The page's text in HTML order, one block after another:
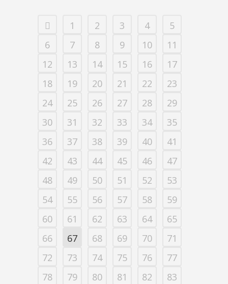
1 2 3 4
5
6
7 8 9 10
11
12
13 14 15 16
17
18
19 20 21 22
23
24
25 26 27 28
29
30
31 32 33 34
35
36
37 38 39 40
41
42
43 44 45 46
47
48
49 50 51 52
53
54
55 56 57 58
59
60
61 62 63 64
65
66
67 68 69 70
71
72
73 74 75 76
77
78
79 80 81 82
83